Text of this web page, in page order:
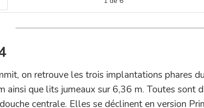
on retrouve les trois implantations phares
ainsi que lits jumeaux sur 6,36 m. Toutes sont
centrale. Elles se déclinent en version